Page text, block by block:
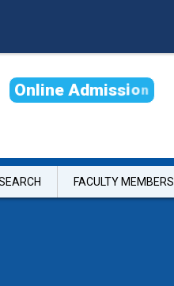
Online Admission
FACULTY MEMBERS